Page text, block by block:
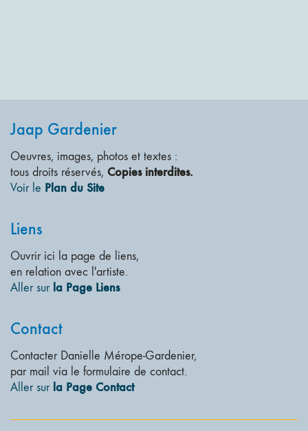
Jaap Gardenier
Oeuvres, images, photos et textes :
tous droits réservés, Copies interdites.
Voir le Plan du Site
Liens
Ouvrir ici la page de liens,
en relation avec l'artiste.
Aller sur la Page Liens
Contact
Contacter Danielle Mérope-Gardenier,
par mail via le formulaire de contact.
Aller sur la Page Contact